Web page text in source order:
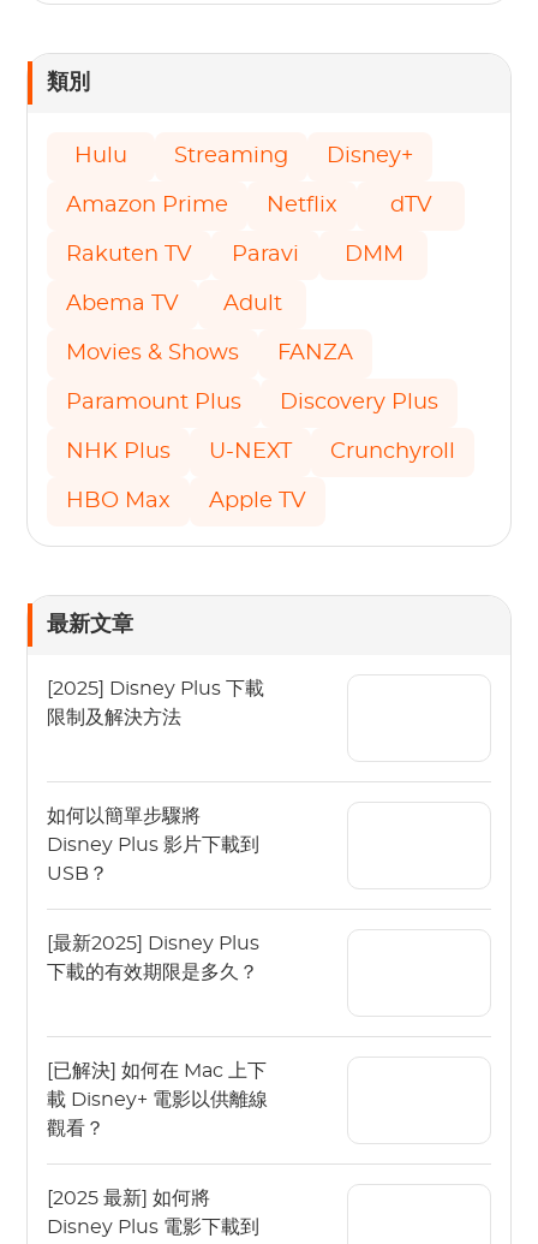
類別
Hulu Streaming Disney+
Amazon Prime Netflix dTV
Rakuten TV Paravi DMM
Abema TV Adult
Movies & Shows FANZA
Paramount Plus Discovery Plus
NHK Plus U-NEXT Crunchyroll
HBO Max Apple TV
最新文章
[2025] Disney Plus 下載
限制及解決方法
如何以簡單步驟將
Disney Plus 影片下載到
USB？
[最新2025] Disney Plus
下載的有效期限是多久？
[已解決] 如何在 Mac 上下
載 Disney+ 電影以供離線
觀看？
[2025 最新] 如何將
Disney Plus 電影下載到